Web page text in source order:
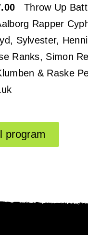
Throw Up
Rapper
Sylvester,
Ranks, Simon
& Raske
program